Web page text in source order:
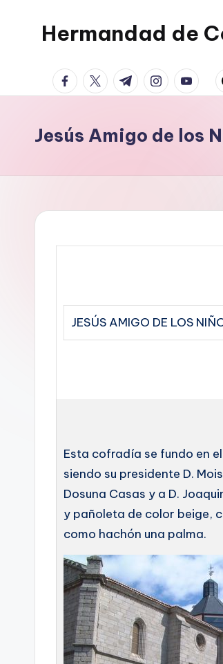
contenido
Hermandad de
facebook.com
twitter.com
t.me
Jesús Amigo de los
JESÚS AMIGO DE LOS
Esta cofradía se fundo en
siendo su presidente D.
Dosuna Casas y a D.
y pañoleta de color beige,
como hachón una palma.